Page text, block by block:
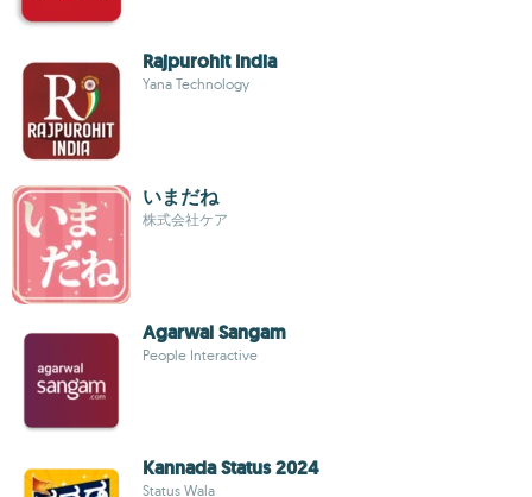
Rajpurohit India
Yana Technology
いまだね
株式会社ケア
Agarwal Sangam
People Interactive
Kannada Status 2024
Status Wala